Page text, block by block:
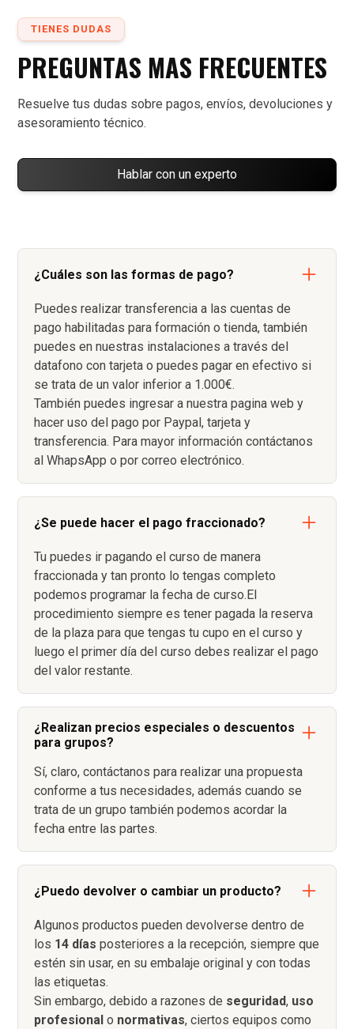
TIENES DUDAS
PREGUNTAS MAS FRECUENTES
Resuelve tus dudas sobre pagos, envíos, devoluciones y
asesoramiento técnico.
Hablar con un experto
¿Cuáles son las formas de pago?
Puedes realizar transferencia a las cuentas de
pago habilitadas para formación o tienda, también
puedes en nuestras instalaciones a través del
datafono con tarjeta o puedes pagar en efectivo si
se trata de un valor inferior a 1.000€.
También puedes ingresar a nuestra pagina web y
hacer uso del pago por Paypal, tarjeta y
transferencia. Para mayor información contáctanos
al WhapsApp o por correo electrónico.
¿Se puede hacer el pago fraccionado?
Tu puedes ir pagando el curso de manera
fraccionada y tan pronto lo tengas completo
podemos programar la fecha de curso.El
procedimiento siempre es tener pagada la reserva
de la plaza para que tengas tu cupo en el curso y
luego el primer día del curso debes realizar el pago
del valor restante.
¿Realizan precios especiales o descuentos
para grupos?
Sí, claro, contáctanos para realizar una propuesta
conforme a tus necesidades, además cuando se
trata de un grupo también podemos acordar la
fecha entre las partes.
¿Puedo devolver o cambiar un producto?
Algunos productos pueden devolverse dentro de
los 14 días posteriores a la recepción, siempre que
estén sin usar, en su embalaje original y con todas
las etiquetas.
Sin embargo, debido a razones de seguridad, uso
profesional o normativas, ciertos equipos como